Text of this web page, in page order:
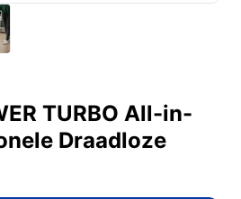
TURBO All-in-
Draadloze